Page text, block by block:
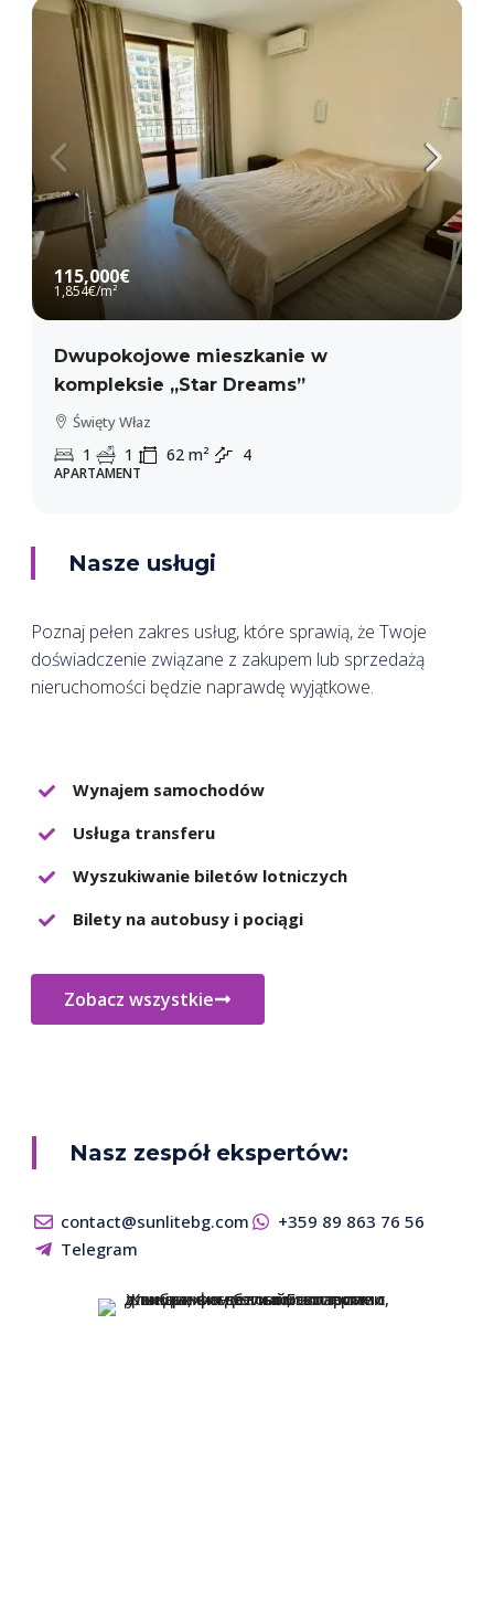
115,000€
1,854€/m²
Dwupokojowe mieszkanie w
kompleksie „Star Dreams”
Święty Właz
1 1 62 m² 4
APARTAMENT
Nasze usługi
Poznaj pełen zakres usług, które sprawią, że Twoje
doświadczenie związane z zakupem lub sprzedażą
nieruchomości będzie naprawdę wyjątkowe.
Wynajem samochodów
Usługa transferu
Wyszukiwanie biletów lotniczych
Bilety na autobusy i pociągi
Zobacz wszystkie
Nasz zespół ekspertów:
contact@sunlitebg.com
+359 89 863 76 56
Telegram